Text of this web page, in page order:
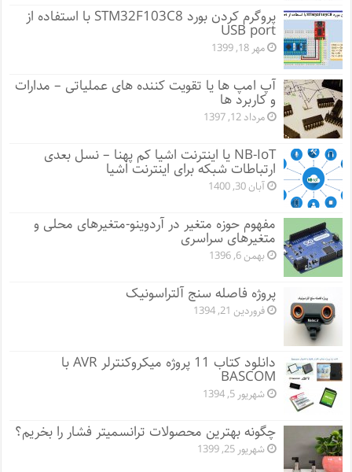
پروگرم کردن بورد STM32F103C8 با استفاده از
USB port
مهر 18, 1399
آپ امپ ها یا تقویت کننده های عملیاتی – مدارات
و کاربرد ها
مرداد 12, 1397
NB-IoT یا اینترنت اشیا کم پهنا – نسل بعدی
ارتباطات شبکه برای اینترنت اشیا
آبان 30, 1400
مفهوم حوزه متغیر در آردوینو-متغیرهای محلی و
متغیرهای سراسری
بهمن 6, 1396
پروژه فاصله سنج آلتراسونیک
فروردین 21, 1394
دانلود کتاب 11 پروژه میکروکنترلر AVR با
BASCOM
شهریور 5, 1394
چگونه بهترین محصولات ترانسمیتر فشار را بخریم؟
شهریور 25, 1399